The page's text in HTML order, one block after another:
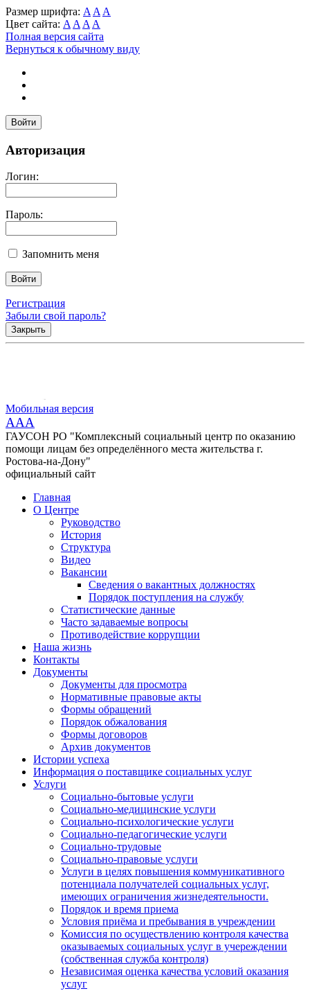
Размер шрифта: A A A
Цвет сайта: A A A A
Полная версия сайта
Вернуться к обычному виду
Войти
Авторизация
Логин:
Пароль:
Запомнить меня
Регистрация
Забыли свой пароль?
Закрыть
Мобильная версия
AAA
ГАУСОН РО "Комплексный социальный центр по оказанию
помощи лицам без определённого места жительства г.
Ростова-на-Дону"
официальный сайт
Главная
О Центре
Руководство
История
Структура
Видео
Вакансии
Сведения о вакантных должностях
Порядок поступления на службу
Статистические данные
Часто задаваемые вопросы
Противодействие коррупции
Наша жизнь
Контакты
Документы
Документы для просмотра
Нормативные правовые акты
Формы обращений
Порядок обжалования
Формы договоров
Архив документов
Истории успеха
Информация о поставщике социальных услуг
Услуги
Социально-бытовые услуги
Социально-медицинские услуги
Социально-психологические услуги
Социально-педагогические услуги
Социально-трудовые
Социально-правовые услуги
Услуги в целях повышения коммуникативного
потенциала получателей социальных услуг,
имеющих ограничения жизнедеятельности.
Порядок и время приема
Условия приёма и пребывания в учреждении
Комиссия по осуществлению контроля качества
оказываемых социальных услуг в учереждении
(собственная служба контроля)
Независимая оценка качества условий оказания
услуг